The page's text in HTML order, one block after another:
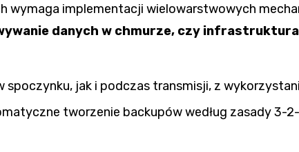
wymaga implementacji wielowarstwowych
danych w chmurze, czy
spoczynku, jak i podczas transmisji, z
tworzenie backupów według zasady 3-